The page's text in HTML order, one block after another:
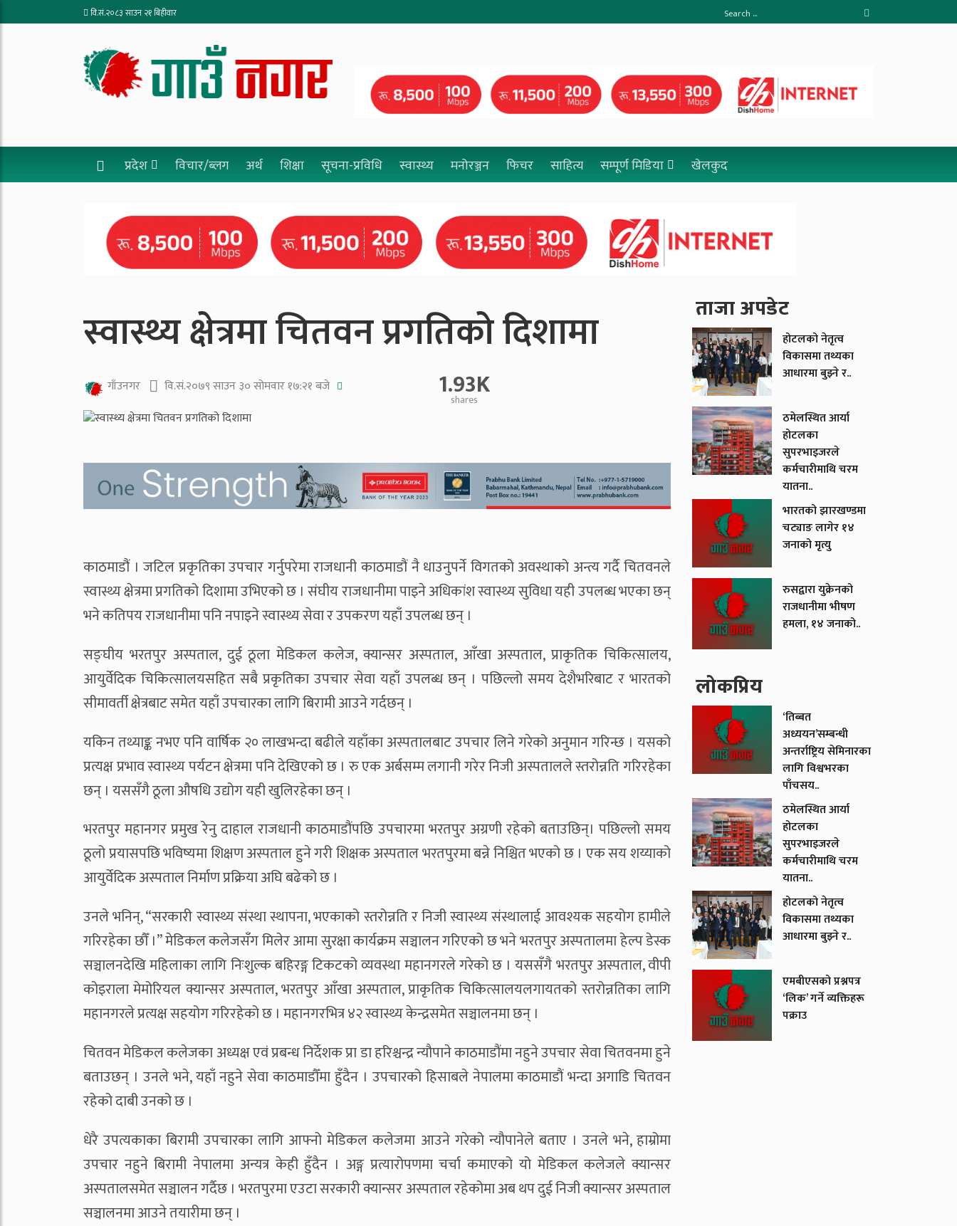
वि.सं.२०८३ साउन २१ बिहीवार
प्रदेश विचार/ब्लग अर्थ शिक्षा सूचना-प्रविधि स्वास्थ्य मनोरञ्जन फिचर साहित्य सम्पूर्ण मिडिया खेलकुद
स्वास्थ्य क्षेत्रमा चितवन प्रगतिको दिशामा
गाँउनगर वि.सं.२०७९ साउन ३० सोमवार १७:२१ बजे 1.93K
shares
काठमाडौं । जटिल प्रकृतिका उपचार गर्नुपरेमा राजधानी काठमाडौं नै धाउनुपर्ने विगतको अवस्थाको अन्त्य गर्दै चितवनले
स्वास्थ्य क्षेत्रमा प्रगतिको दिशामा उभिएको छ । संघीय राजधानीमा पाइने अधिकांश स्वास्थ्य सुविधा यही उपलब्ध भएका छन्
भने कतिपय राजधानीमा पनि नपाइने स्वास्थ्य सेवा र उपकरण यहाँ उपलब्ध छन् ।
सङ्घीय भरतपुर अस्पताल, दुई ठूला मेडिकल कलेज, क्यान्सर अस्पताल, आँखा अस्पताल, प्राकृतिक चिकित्सालय,
आयुर्वेदिक चिकित्सालयसहित सबै प्रकृतिका उपचार सेवा यहाँ उपलब्ध छन् । पछिल्लो समय देशैभरिबाट र भारतको
सीमावर्ती क्षेत्रबाट समेत यहाँ उपचारका लागि बिरामी आउने गर्दछन् ।
यकिन तथ्याङ्क नभए पनि वार्षिक २० लाखभन्दा बढीले यहाँका अस्पतालबाट उपचार लिने गरेको अनुमान गरिन्छ । यसको
प्रत्यक्ष प्रभाव स्वास्थ्य पर्यटन क्षेत्रमा पनि देखिएको छ । रु एक अर्बसम्म लगानी गरेर निजी अस्पतालले स्तरोन्नति गरिरहेका
छन् । यससँगै ठूला औषधि उद्योग यही खुलिरहेका छन् ।
भरतपुर महानगर प्रमुख रेनु दाहाल राजधानी काठमाडौंपछि उपचारमा भरतपुर अग्रणी रहेको बताउछिन्। पछिल्लो समय
ठूलो प्रयासपछि भविष्यमा शिक्षण अस्पताल हुने गरी शिक्षक अस्पताल भरतपुरमा बन्ने निश्चित भएको छ । एक सय शय्याको
आयुर्वेदिक अस्पताल निर्माण प्रक्रिया अघि बढेको छ ।
उनले भनिन्, “सरकारी स्वास्थ्य संस्था स्थापना, भएकाको स्तरोन्नति र निजी स्वास्थ्य संस्थालाई आवश्यक सहयोग हामीले
गरिरहेका छौँ ।” मेडिकल कलेजसँग मिलेर आमा सुरक्षा कार्यक्रम सञ्चालन गरिएको छ भने भरतपुर अस्पतालमा हेल्प डेस्क
सञ्चालनदेखि महिलाका लागि निःशुल्क बहिरङ्ग टिकटको व्यवस्था महानगरले गरेको छ । यससँगै भरतपुर अस्पताल, वीपी
कोइराला मेमोरियल क्यान्सर अस्पताल, भरतपुर आँखा अस्पताल, प्राकृतिक चिकित्सालयलगायतको स्तरोन्नतिका लागि
महानगरले प्रत्यक्ष सहयोग गरिरहेको छ । महानगरभित्र ४२ स्वास्थ्य केन्द्रसमेत सञ्चालनमा छन् ।
चितवन मेडिकल कलेजका अध्यक्ष एवं प्रबन्ध निर्देशक प्रा डा हरिश्चन्द्र न्यौपाने काठमाडौंमा नहुने उपचार सेवा चितवनमा हुने
बताउछन् । उनले भने, यहाँ नहुने सेवा काठमाडौँमा हुँदैन । उपचारको हिसाबले नेपालमा काठमाडौं भन्दा अगाडि चितवन
रहेको दाबी उनको छ ।
धेरै उपत्यकाका बिरामी उपचारका लागि आफ्नो मेडिकल कलेजमा आउने गरेको न्यौपानेले बताए । उनले भने, हाम्रोमा
उपचार नहुने बिरामी नेपालमा अन्यत्र केही हुँदैन । अङ्ग प्रत्यारोपणमा चर्चा कमाएको यो मेडिकल कलेजले क्यान्सर
अस्पतालसमेत सञ्चालन गर्दैछ । भरतपुरमा एउटा सरकारी क्यान्सर अस्पताल रहेकोमा अब थप दुई निजी क्यान्सर अस्पताल
सञ्चालनमा आउने तयारीमा छन् ।
ताजा अपडेट
होटलको नेतृत्व
विकासमा तथ्यका
आधारमा बुझ्ने र..
ठमेलस्थित आर्या
होटलका
सुपरभाइजरले
कर्मचारीमाथि चरम
यातना..
भारतको झारखण्डमा
चट्याङ लागेर १४
जनाको मृत्यु
रुसद्वारा युक्रेनको
राजधानीमा भीषण
हमला, १४ जनाको..
लाेकप्रिय
‘तिब्बत
अध्ययन’सम्बन्धी
अन्तर्राष्ट्रिय सेमिनारका
लागि विश्वभरका
पाँचसय..
ठमेलस्थित आर्या
होटलका
सुपरभाइजरले
कर्मचारीमाथि चरम
यातना..
होटलको नेतृत्व
विकासमा तथ्यका
आधारमा बुझ्ने र..
एमबीएसको प्रश्नपत्र
‘लिक’ गर्ने व्यक्तिहरू
पक्राउ